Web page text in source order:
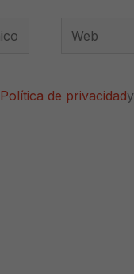
Web
Política de privacidady